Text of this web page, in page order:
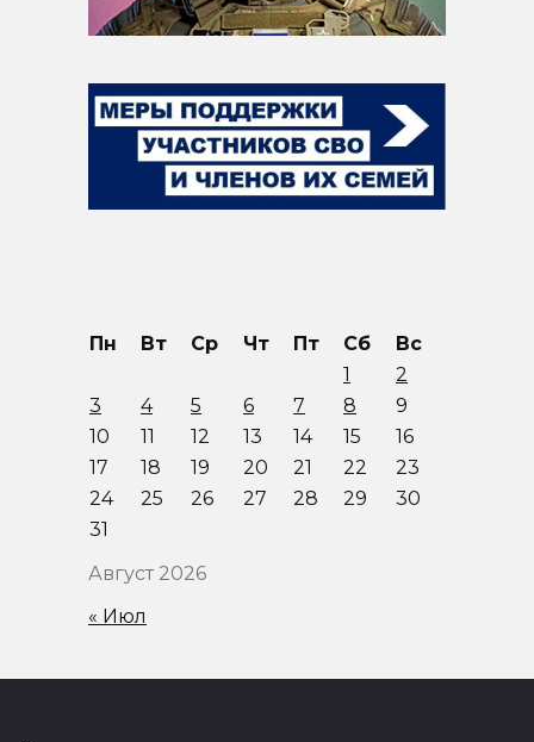
Август 2026
Пн Вт Ср Чт Пт Сб
Вс
1
2
3
4 5 6 7 8
9
10
11 12 13 14 15
16
17
18 19 20 21 22
23
24
25 26 27 28 29
30
31
« Июл